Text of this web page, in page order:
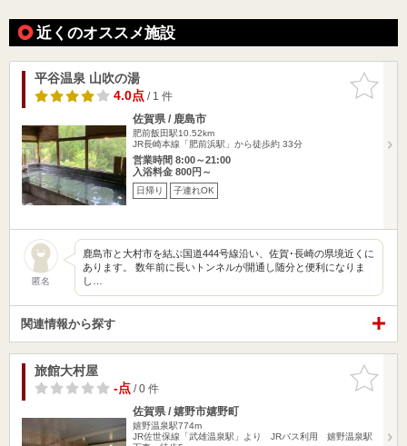
近くのオススメ施設
お気に入
りに追加
平谷温泉 山吹の湯
4.0点/ 1 件
佐賀県 / 鹿島市
肥前飯田駅10.52km
JR長崎本線「肥前浜駅」から徒歩約 33分
営業時間 8:00～21:00
入浴料金 800円～
日帰り 子連れOK
匿名
鹿島市と大村市を結ぶ国道444号線沿い、佐賀･長崎の県境近くに
あります。 数年前に長いトンネルが開通し随分と便利になりま
し…
関連情報から探す
お気に入
りに追加
旅館大村屋
-点/ 0 件
佐賀県 / 嬉野市嬉野町
嬉野温泉駅774m
JR佐世保線「武雄温泉駅」より JRバス利用 嬉野温泉駅